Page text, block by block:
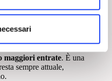
competitors, in linea con le
maggiori entrate. È una
sempre attuale,